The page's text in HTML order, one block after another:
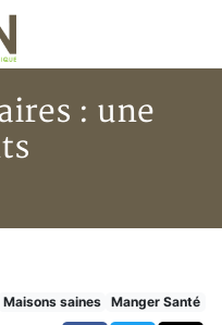
: une
: une
Maisons saines Manger Santé